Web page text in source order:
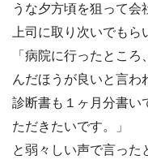
うな夕方頃を狙って会
上司に取り次いでもら
「病院に行ったとこ
んだほうが良いと言わ
診断書も１ヶ月分書い
ただきたいです。」
と弱々しい声で言った